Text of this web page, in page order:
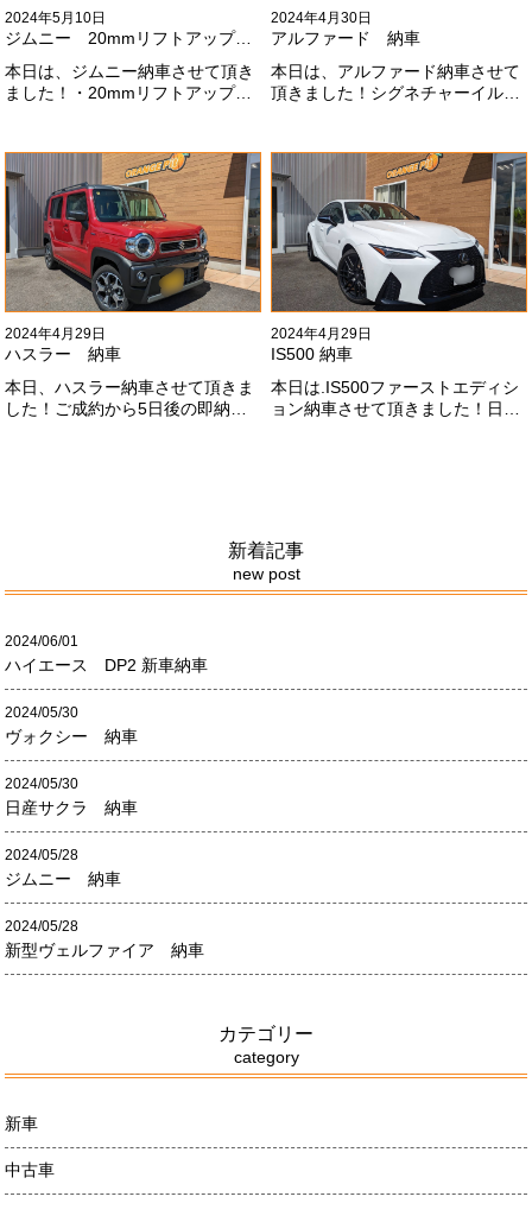
2024年5月10日
ジムニー 20mmリフトアップ納車
本日は、ジムニー納車させて頂き
ました！・20mmリフトアップ・
させて頂きました！！弊社で、短
期間に何台もご注文ありがどうご
ざいます！！これからもよろしく
お願いします
#x1f647;#x200d;#x2640;#xfe0f;
2024年4月30日
アルファード 納車
本日は、アルファード納車させて
頂きました！シグネチャーイル
よろしくお願いします
#x1f647;#x200d;#x2640;#xfe0f;
2024年4月29日
ハスラー 納車
本日、ハスラー納車させて頂きま
した！ご成約から5日後の即納車
2024年4月29日
IS500 納車
本日は.IS500ファーストエディシ
ョン納車させて頂きました！日本
絡ください！
新着記事
new post
2024/06/01
ハイエース DP2 新車納車
2024/05/30
ヴォクシー 納車
2024/05/30
日産サクラ 納車
2024/05/28
ジムニー 納車
2024/05/28
新型ヴェルファイア 納車
カテゴリー
category
新車
中古車